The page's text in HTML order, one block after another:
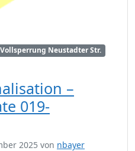
Vollsperrung Neustadter Str.
–
019-
2025 von nbayer